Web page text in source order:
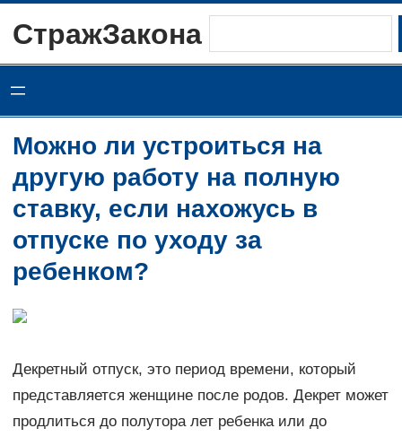
содержимому
СтражЗакона
Можно ли устроиться на
другую работу на полную
ставку, если нахожусь в
отпуске по уходу за
ребенком?
Декретный отпуск, это период времени, который
представляется женщине после родов. Декрет может
продлиться до полутора лет ребенка или до